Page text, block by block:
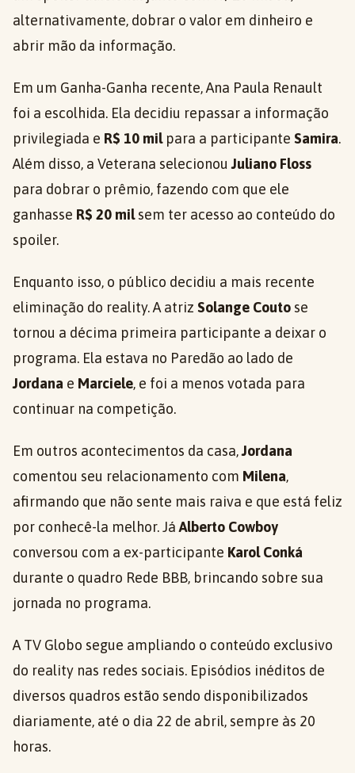
alternativamente, dobrar o valor em dinheiro e
abrir mão da informação.
Em um Ganha-Ganha recente, Ana Paula Renault
foi a escolhida. Ela decidiu repassar a informação
privilegiada e R$ 10 milpara a participante Samira.
Além disso, a Veterana selecionouJuliano Floss
para dobrar o prêmio, fazendo com que ele
ganhasse R$ 20 milsem ter acesso ao conteúdo do
spoiler.
Enquanto isso, o público decidiu a mais recente
eliminação do reality. A atriz Solange Couto se
tornou a décima primeira participante a deixar o
programa. Ela estava no Paredão ao lado de
Jordana e Marciele, e foi a menos votada para
continuar na competição.
Em outros acontecimentos da casa,Jordana
comentou seu relacionamento com Milena,
afirmando que não sente mais raiva e que está feliz
por conhecê-la melhor. JáAlberto Cowboy
conversou com a ex-participante Karol Conká
durante o quadro Rede BBB, brincando sobre sua
jornada no programa.
A TV Globo segue ampliando o conteúdo exclusivo
do reality nas redes sociais. Episódios inéditos de
diversos quadros estão sendo disponibilizados
diariamente, até o dia 22 de abril, sempre às 20
horas.